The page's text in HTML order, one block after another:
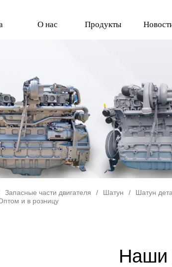
О нас Продукты
Запасные части двигателя / Шатун /
Шатун
и в розницу
Наши